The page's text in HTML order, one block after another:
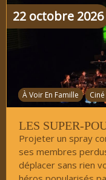
À Voir En Famille
22 octobre 2026
LES SUPER-
Projeter un spray
ses membres
déplacer sans rien